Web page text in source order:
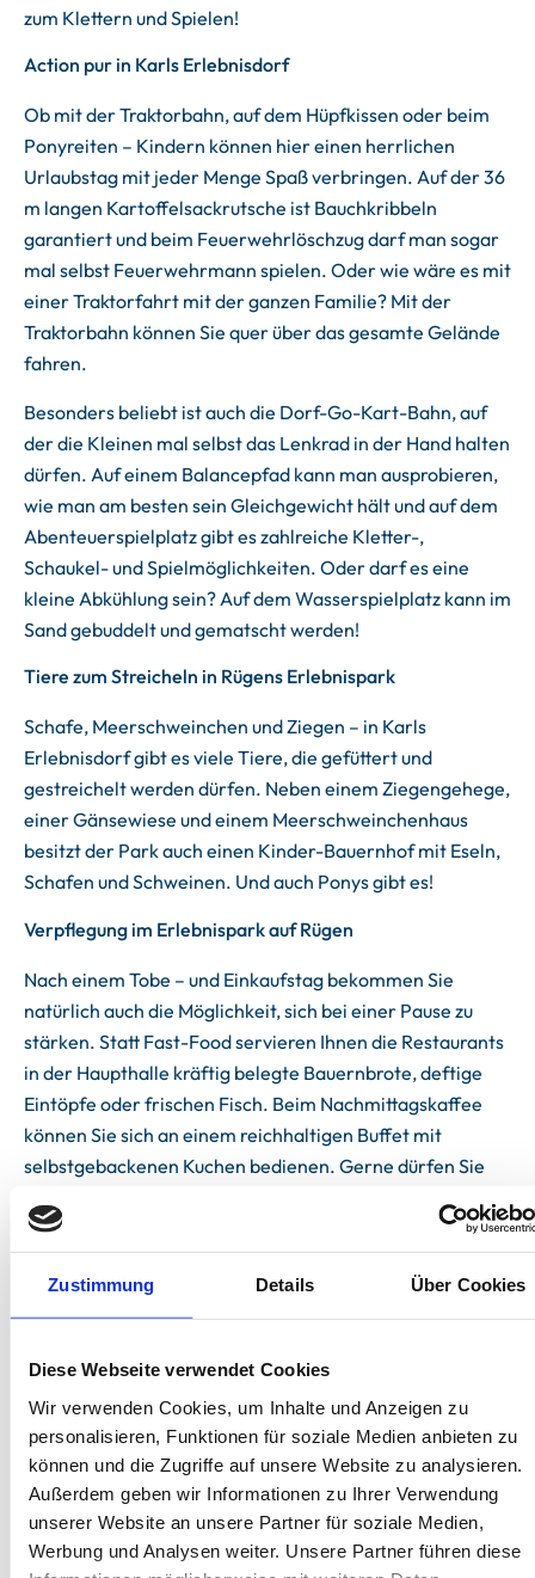
Zustimmung Details Über Cookies
Diese Webseite verwendet Cookies
Wir verwenden Cookies, um Inhalte und Anzeigen zu
personalisieren, Funktionen für soziale Medien anbieten zu
können und die Zugriffe auf unsere Website zu analysieren.
Außerdem geben wir Informationen zu Ihrer Verwendung
unserer Website an unsere Partner für soziale Medien,
Werbung und Analysen weiter. Unsere Partner führen diese
zum Klettern und Spielen!
Action pur in Karls Erlebnisdorf
Ob mit der Traktorbahn, auf dem Hüpfkissen oder beim
Ponyreiten – Kindern können hier einen herrlichen
Urlaubstag mit jeder Menge Spaß verbringen. Auf der 36
m langen Kartoffelsackrutsche ist Bauchkribbeln
garantiert und beim Feuerwehrlöschzug darf man sogar
mal selbst Feuerwehrmann spielen. Oder wie wäre es mit
einer Traktorfahrt mit der ganzen Familie? Mit der
Traktorbahn können Sie quer über das gesamte Gelände
fahren.
Besonders beliebt ist auch die Dorf-Go-Kart-Bahn, auf
der die Kleinen mal selbst das Lenkrad in der Hand halten
dürfen. Auf einem Balancepfad kann man ausprobieren,
wie man am besten sein Gleichgewicht hält und auf dem
Abenteuerspielplatz gibt es zahlreiche Kletter-,
Schaukel- und Spielmöglichkeiten. Oder darf es eine
kleine Abkühlung sein? Auf dem Wasserspielplatz kann im
Sand gebuddelt und gematscht werden!
Tiere zum Streicheln in Rügens Erlebnispark
Schafe, Meerschweinchen und Ziegen – in Karls
Erlebnisdorf gibt es viele Tiere, die gefüttert und
gestreichelt werden dürfen. Neben einem Ziegengehege,
einer Gänsewiese und einem Meerschweinchenhaus
besitzt der Park auch einen Kinder-Bauernhof mit Eseln,
Schafen und Schweinen. Und auch Ponys gibt es!
Verpflegung im Erlebnispark auf Rügen
Nach einem Tobe – und Einkaufstag bekommen Sie
natürlich auch die Möglichkeit, sich bei einer Pause zu
stärken. Statt Fast-Food servieren Ihnen die Restaurants
in der Haupthalle kräftig belegte Bauernbrote, deftige
Eintöpfe oder frischen Fisch. Beim Nachmittagskaffee
können Sie sich an einem reichhaltigen Buffet mit
selbstgebackenen Kuchen bedienen. Gerne dürfen Sie
Ferienwohnung einpacken lassen. Oder haben Sie mal
Lust auf ein gemütliches Urlaubsfrühstück auf dem
Bauernhof? Samstags und sonntags bietet Karls
Erlebnisdorf in Zirkow auch ein Wochenendfrühstück an.
Adresse: Für die Aktualität der Angaben können wir keine
Gewähr übernehmen.